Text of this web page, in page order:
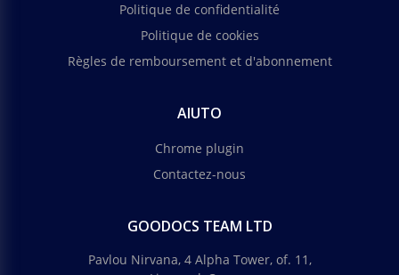
Politique de confidentialité
Politique de cookies
Règles de remboursement et d'abonnement
AIUTO
Chrome plugin
Contactez-nous
GOODOCS TEAM LTD
Pavlou Nirvana, 4 Alpha Tower, of. 11,